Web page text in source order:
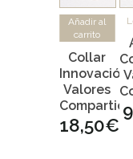
Añadir al
carrito
Collar
Innovación-
Valores
18,50€